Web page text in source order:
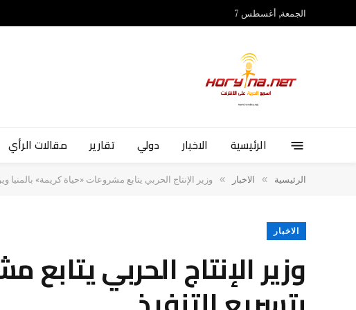
الجمعة, أغسطس 7
الرئيسية الاخبار دولي تقارير مقالات الرأي
الرئيسية » الاخبار » وزير الإنتاج الحربي يتابع مشروعات «حياة كريمة» بالمنيا
الاخبار
وزير الإنتاج الحربي